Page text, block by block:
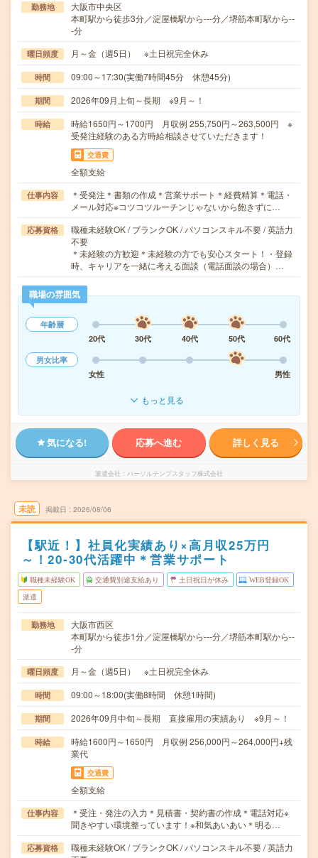
勤務地
大阪市中央区
本町駅から徒歩3分／淀屋橋駅から---分／堺筋本町駅から--
-分
曜日頻度 月～金（週5日） ※土日祝完全休み
時間 09:00～17:30(実働7時間45分 休憩45分)
期間 2026年09月上旬～長期 ※9月～！
時給
時給1650円～1700円 月収例 255,750円～263,500円 ※
受発注経験のある方時給相談させていただきます！
交通費
全額支給
仕事内容
＊受発注＊書類の作成＊営業サポート＊経費精算＊電話・
メール対応※コツコツルーチンじゃないから飽きずに…
応募資格
職種未経験OK / ブランクOK / パソコンスキル不要 / 英語力
不要
＊未経験の方歓迎＊未経験の方でも安心スタート！・登録
時、キャリアを一緒に考える面談（電話面談の場合）…
職場の雰囲気
年齢層
20代
30代 40代 50代
60代
男女比率
女性
男性
もっと見る
気になる! 応募へ進む 詳しく見る
派遣会社 パーソルテンプスタッフ株式会社
未読 掲載日 2026/08/06
【駅近！】社員化実績あり×高月収25万円
～！20-30代活躍中＊営業サポート
職種未経験OK 交通費別途支給あり 土日祝日が休み WEB登録OK
派遣
勤務地
大阪市西区
本町駅から徒歩1分／淀屋橋駅から---分／堺筋本町駅から--
-分
曜日頻度 月～金（週5日） ※土日祝完全休み
時間 09:00～18:00(実働8時間 休憩1時間)
期間 2026年09月中旬～長期 直接雇用の実績あり ※9月～！
時給
時給1600円～1650円 月収例 256,000円～264,000円+残
業代
交通費
全額支給
仕事内容
＊受注・発注の入力＊見積書・契約書の作成＊電話対応※
聞きやすい環境整っています！※和気あいあい＊明る…
応募資格
職種未経験OK / ブランクOK / パソコンスキル不要 / 英語力